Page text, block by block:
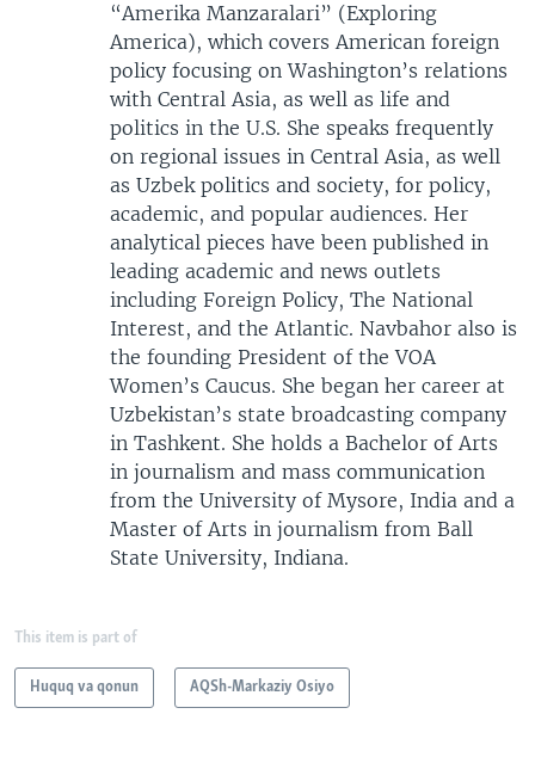
“Amerika Manzaralari” (Exploring
America), which covers American foreign
policy focusing on Washington’s relations
with Central Asia, as well as life and
politics in the U.S. She speaks frequently
on regional issues in Central Asia, as well
as Uzbek politics and society, for policy,
academic, and popular audiences. Her
analytical pieces have been published in
leading academic and news outlets
including Foreign Policy, The National
Interest, and the Atlantic. Navbahor also is
the founding President of the VOA
Women’s Caucus. She began her career at
Uzbekistan’s state broadcasting company
in Tashkent. She holds a Bachelor of Arts
in journalism and mass communication
from the University of Mysore, India and a
Master of Arts in journalism from Ball
State University, Indiana.
This item is part of
Huquq va qonun AQSh-Markaziy Osiyo